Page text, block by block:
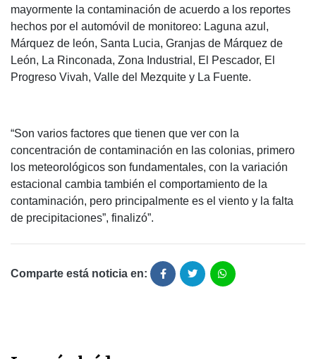
mayormente la contaminación de acuerdo a los reportes
hechos por el automóvil de monitoreo: Laguna azul,
Márquez de león, Santa Lucia, Granjas de Márquez de
León, La Rinconada, Zona Industrial, El Pescador, El
Progreso Vivah, Valle del Mezquite y La Fuente.
“Son varios factores que tienen que ver con la
concentración de contaminación en las colonias, primero
los meteorológicos son fundamentales, con la variación
estacional cambia también el comportamiento de la
contaminación, pero principalmente es el viento y la falta
de precipitaciones”, finalizó”.
Comparte está noticia en: